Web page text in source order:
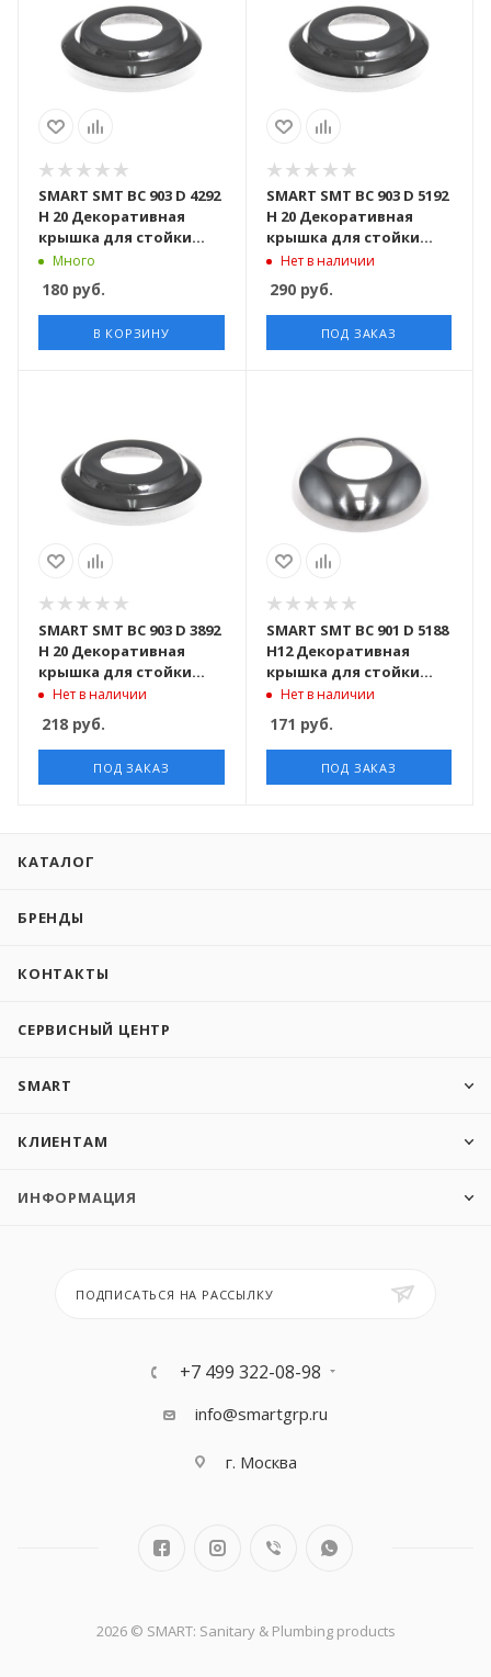
SMART SMT BC 903 D 4292
H 20 Декоративная
крышка для стойки
D42,4 mm
Много
180 руб.
В КОРЗИНУ
SMART SMT BC 903 D 5192
H 20 Декоративная
крышка для стойки
D50,8 mm
Нет в наличии
290руб.
ПОД ЗАКАЗ
SMART SMT BC 903 D 3892
H 20 Декоративная
крышка для стойки
D38,1 mm
Нет в наличии
218 руб.
ПОД ЗАКАЗ
SMART SMT BC 901 D 5188
H12 Декоративная
крышка для стойки
D50,8 mm
Нет в наличии
171 руб.
ПОД ЗАКАЗ
КАТАЛОГ
БРЕНДЫ
КОНТАКТЫ
СЕРВИСНЫЙ ЦЕНТР
SMART
КЛИЕНТАМ
ИНФОРМАЦИЯ
ПОДПИСАТЬСЯ НА РАССЫЛКУ
+7 499 322-08-98
info@smartgrp.ru
г. Москва
2026 © SMART: Sanitary & Plumbing products